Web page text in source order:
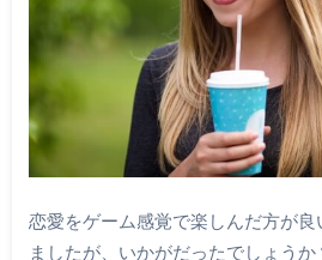
恋愛をゲーム感覚で楽しんだ方が
ましたが、いかがだったでしょう